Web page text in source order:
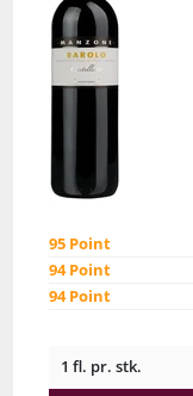
95 Point
94 Point
94 Point
1 fl. pr. stk.